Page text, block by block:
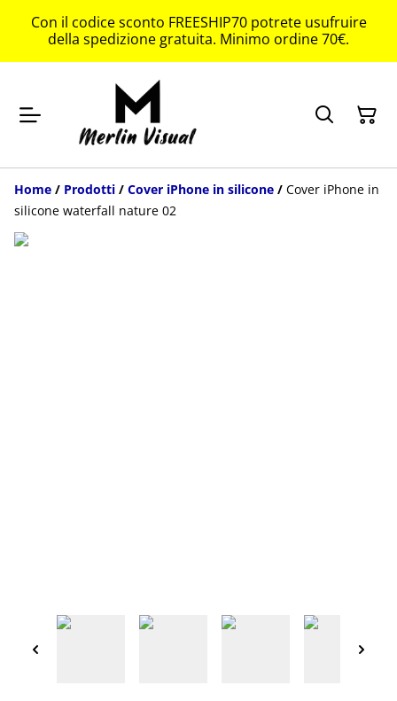
Con il codice sconto FREESHIP70 potrete usufruire
della spedizione gratuita. Minimo ordine 70€.
Home / Prodotti / Cover iPhone in silicone / Cover iPhone in
silicone waterfall nature 02